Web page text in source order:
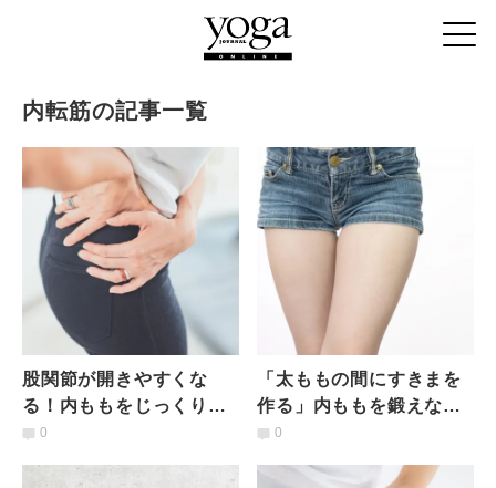
内転筋の記事一覧
股関節が開きやすくな
る！内ももをじっくりほ
ぐす簡単ストレッチ
0
「太ももの間にすきまを
作る」内ももを鍛えなが
ら下腹ぽっこりにもアプ
0